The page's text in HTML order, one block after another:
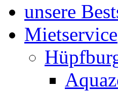
unsere
Mietservice